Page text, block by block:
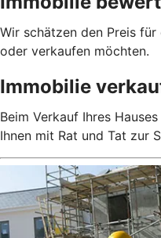
Wir schätzen den Preis
oder verkaufen möchten.
Immobilie
Beim Verkauf Ihres
Ihnen mit Rat und Tat zur